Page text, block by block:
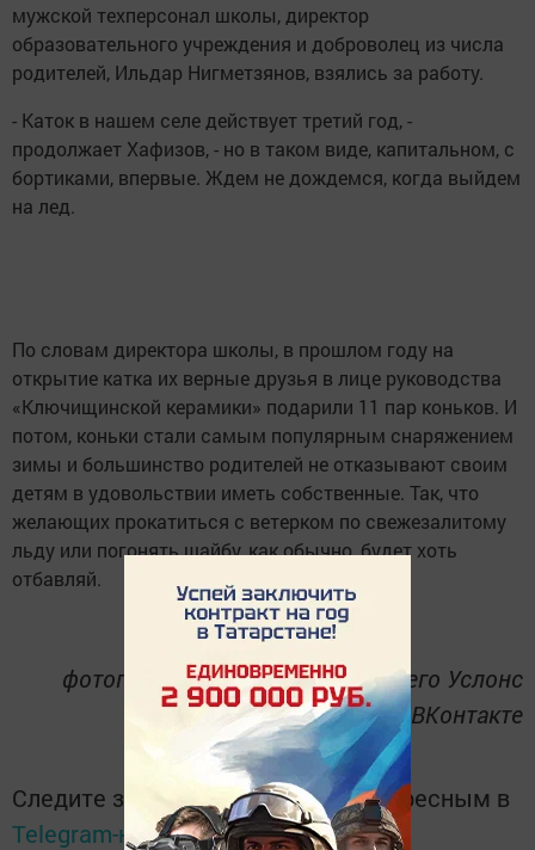
мужской техперсонал школы, директор
образовательного учреждения и доброволец из числа
родителей, Ильдар Нигметзянов, взялись за работу.
- Каток в нашем селе действует третий год, -
продолжает Хафизов, - но в таком виде, капитальном, с
бортиками, впервые. Ждем не дождемся, когда выйдем
на лед.
По словам директора школы, в прошлом году на
открытие катка их верные друзья в лице руководства
«Ключищинской керамики» подарили 11 пар коньков. И
потом, коньки стали самым популярным снаряжением
зимы и большинство родителей не отказывают своим
детям в удовольствии иметь собственные. Так, что
желающих прокатиться с ветерком по свежезалитому
льду или погонять шайбу, как обычно, будет хоть
отбавляй.
фотографии со странички Нижнего Услонс
ВКонтакте
Следите за самым важным и интересным в
Telegram-каналеТатмедиа